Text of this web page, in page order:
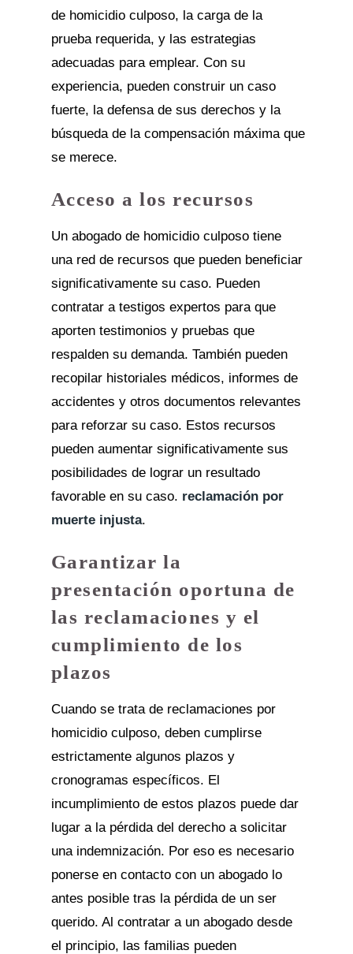
de homicidio culposo, la carga de la
prueba requerida, y las estrategias
adecuadas para emplear. Con su
experiencia, pueden construir un caso
fuerte, la defensa de sus derechos y la
búsqueda de la compensación máxima que
se merece.
Acceso a los recursos
Un abogado de homicidio culposo tiene
una red de recursos que pueden beneficiar
significativamente su caso. Pueden
contratar a testigos expertos para que
aporten testimonios y pruebas que
respalden su demanda. También pueden
recopilar historiales médicos, informes de
accidentes y otros documentos relevantes
para reforzar su caso. Estos recursos
pueden aumentar significativamente sus
posibilidades de lograr un resultado
favorable en su caso. reclamación por
muerte injusta.
Garantizar la
presentación oportuna de
las reclamaciones y el
cumplimiento de los
plazos
Cuando se trata de reclamaciones por
homicidio culposo, deben cumplirse
estrictamente algunos plazos y
cronogramas específicos. El
incumplimiento de estos plazos puede dar
lugar a la pérdida del derecho a solicitar
una indemnización. Por eso es necesario
ponerse en contacto con un abogado lo
antes posible tras la pérdida de un ser
querido. Al contratar a un abogado desde
el principio, las familias pueden